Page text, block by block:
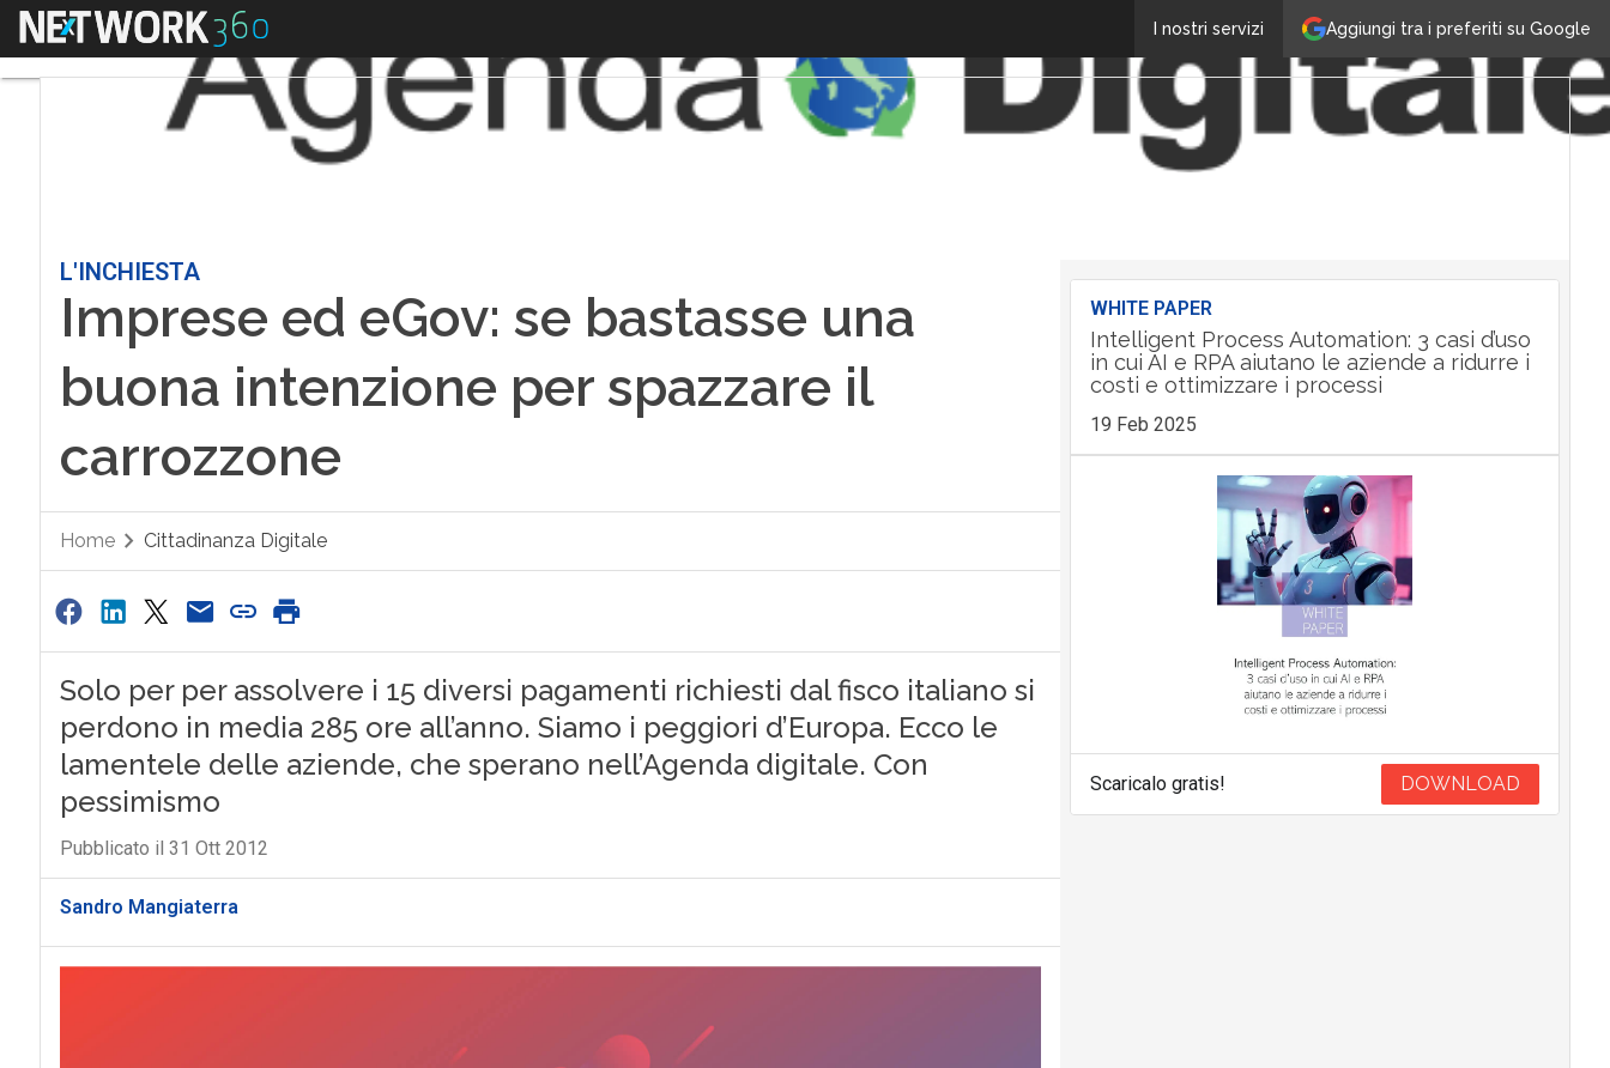
Aggiungi tra i preferiti su Google
I nostri servizi
Menu
L'INCHIESTA
Imprese ed eGov: se bastasse una
buona intenzione per spazzare il
carrozzone
Home Cittadinanza Digitale
Solo per per assolvere i 15 diversi pagamenti richiesti dal fisco italiano si
perdono in media 285 ore all’anno. Siamo i peggiori d’Europa. Ecco le
lamentele delle aziende, che sperano nell’Agenda digitale. Con
pessimismo
Pubblicato il 31 Ott 2012
Sandro Mangiaterra
WHITE PAPER
Intelligent Process Automation: 3 casi d’uso
in cui AI e RPA aiutano le aziende a ridurre i
costi e ottimizzare i processi
19 Feb 2025
Scaricalo gratis! DOWNLOAD